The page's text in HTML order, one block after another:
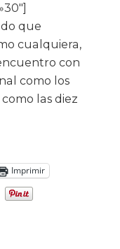
que
cualquiera,
con
como los
las diez
Imprimir